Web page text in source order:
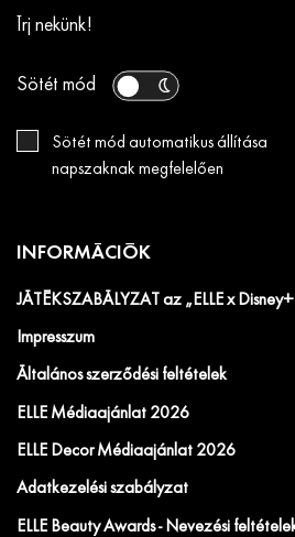
Írj nekünk!
Sötét mód
Sötét mód automatikus állítása
napszaknak megfelelően
INFORMÁCIÓK
JÁTÉKSZABÁLYZAT az „ELLE x
Impresszum
Általános szerződési feltételek
ELLE Médiaajánlat 2026
ELLE Decor Médiaajánlat 2026
Adatkezelési szabályzat
ELLE Beauty Awards - Nevezési